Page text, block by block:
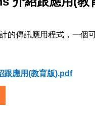
的傳訊應用程式，一
跟應用(教育版).pdf